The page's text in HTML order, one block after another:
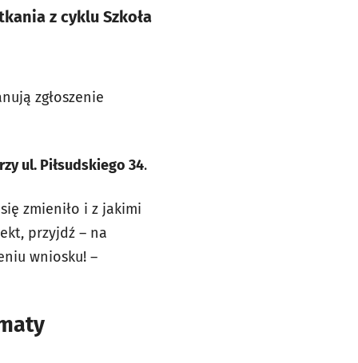
z cyklu Szkoła
zgłoszenie
ul. Piłsudskiego 34.
zmieniło i z jakimi
przyjdź – na
wniosku! –